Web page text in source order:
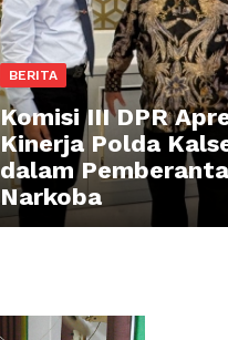
BERITA
Komisi III DPR
Kinerja Polda
dalam
Narkoba